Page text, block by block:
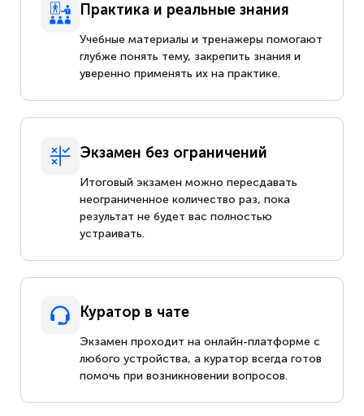
Практика и реальные знания
Учебные материалы и тренажеры помогают
глубже понять тему, закрепить знания и
уверенно применять их на практике.
Экзамен без ограничений
Итоговый экзамен можно пересдавать
неограниченное количество раз, пока
результат не будет вас полностью
устраивать.
Куратор в чате
Экзамен проходит на онлайн-платформе с
любого устройства, а куратор всегда готов
помочь при возникновении вопросов.